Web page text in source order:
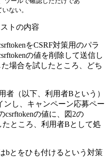
ない。
トの内容
をCSRF対策用のパラ
の値を削除して送信し
場合を試したところ、どち
者（以下、利用者Bという）
し、キャンペーン応募ペー
csrftokenの値に、図2の
たところ、利用者Bとして処
bとをひも付けるという対策